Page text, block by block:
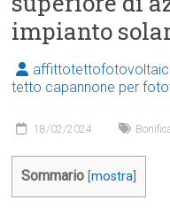
impianto
tetto capannone per
18/02/2024
Sommario [mostra